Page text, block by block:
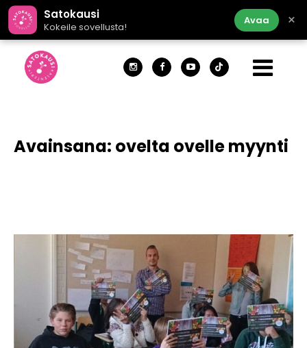
Satokausi
Kokeile sovellusta!
Avaa ×
Avainsana: ovelta ovelle myynti